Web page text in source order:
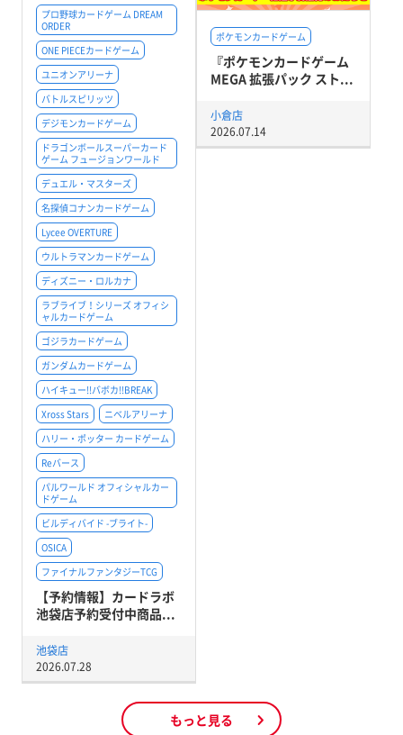
プロ野球カードゲーム DREAM
ORDER
ONE PIECEカードゲーム
ユニオンアリーナ
バトルスピリッツ
デジモンカードゲーム
ドラゴンボールスーパーカード
ゲーム フュージョンワールド
デュエル・マスターズ
名探偵コナンカードゲーム
Lycee OVERTURE
ウルトラマンカードゲーム
ディズニー・ロルカナ
ラブライブ！シリーズ オフィシ
ャルカードゲーム
ゴジラカードゲーム
ガンダムカードゲーム
ハイキュー!!バボカ!!BREAK
Xross Stars
ニベルアリーナ
ハリー・ポッター カードゲーム
Reバース
パルワールド オフィシャルカー
ドゲーム
ビルディバイド -ブライト-
OSICA
ファイナルファンタジーTCG
【予約情報】カードラボ
池袋店予約受付中商品...
池袋店
2026.07.28
ポケモンカードゲーム
『ポケモンカードゲーム
MEGA 拡張パック スト...
小倉店
2026.07.14
もっと見る